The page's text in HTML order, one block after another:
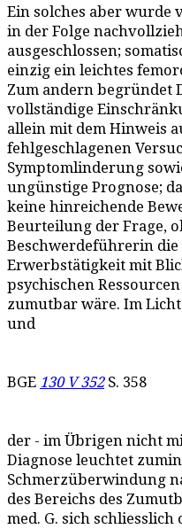
Ein solches aber wurde
in der Folge
ausgeschlossen;
einzig ein leichtes
Zum andern begründet
vollständige
allein mit dem Hinweis
fehlgeschlagenen
Symptomlinderung
ungünstige Prognose;
keine hinreichende
Beurteilung der Frage,
Beschwerdeführerin
Erwerbstätigkeit mit
psychischen
zumutbar wäre. Im
und
BGE 130 V 352S. 358
der - im Übrigen nicht
Diagnose leuchtet
Schmerzüberwindung
des Bereichs des
med. G. sich